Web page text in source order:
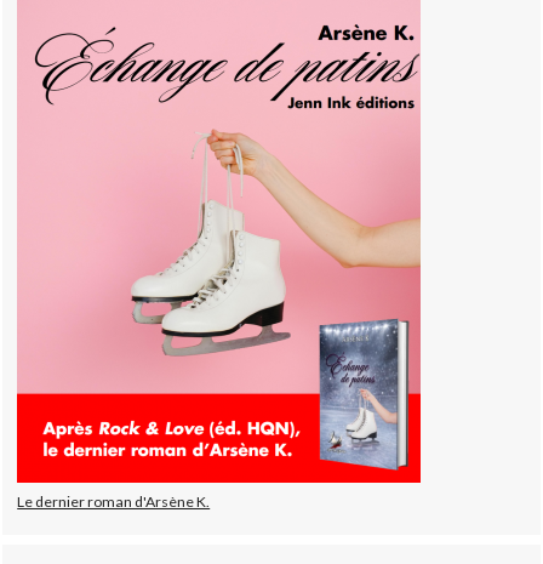
Le dernier roman d'Arsène K.